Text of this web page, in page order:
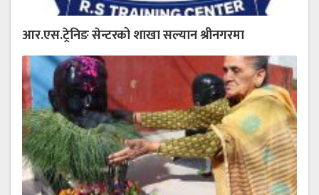
आर.एस.ट्रेनिङ सेन्टरको शाखा सल्यान श्रीनगरमा